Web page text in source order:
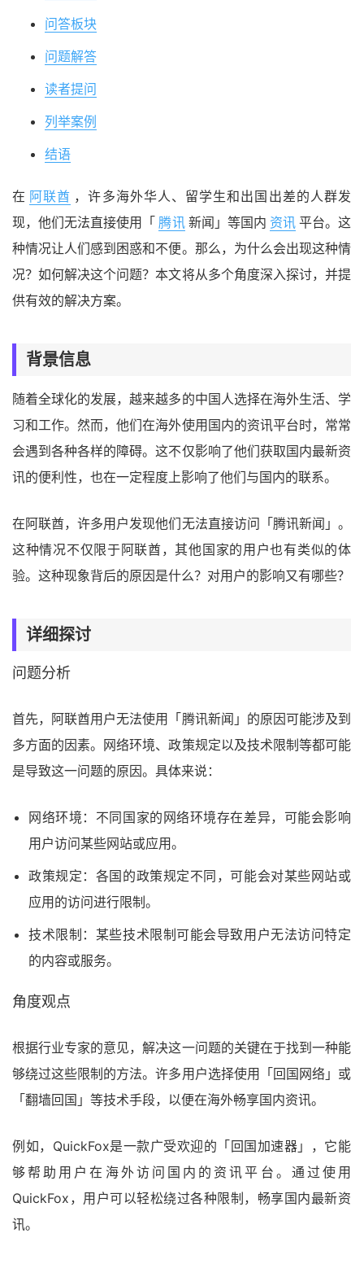
问答板块
问题解答
读者提问
列举案例
结语
在 阿联酋 ，许多海外华人、留学生和出国出差的人群发
现，他们无法直接使用「 腾讯 新闻」等国内 资讯 平台。这
种情况让人们感到困惑和不便。那么，为什么会出现这种情
况？如何解决这个问题？本文将从多个角度深入探讨，并提
供有效的解决方案。
背景信息
随着全球化的发展，越来越多的中国人选择在海外生活、学
习和工作。然而，他们在海外使用国内的资讯平台时，常常
会遇到各种各样的障碍。这不仅影响了他们获取国内最新资
讯的便利性，也在一定程度上影响了他们与国内的联系。
在阿联酋，许多用户发现他们无法直接访问「腾讯新闻」。
这种情况不仅限于阿联酋，其他国家的用户也有类似的体
验。这种现象背后的原因是什么？对用户的影响又有哪些？
详细探讨
问题分析
首先，阿联酋用户无法使用「腾讯新闻」的原因可能涉及到
多方面的因素。网络环境、政策规定以及技术限制等都可能
是导致这一问题的原因。具体来说：
网络环境：不同国家的网络环境存在差异，可能会影响
用户访问某些网站或应用。
政策规定：各国的政策规定不同，可能会对某些网站或
应用的访问进行限制。
技术限制：某些技术限制可能会导致用户无法访问特定
的内容或服务。
角度观点
根据行业专家的意见，解决这一问题的关键在于找到一种能
够绕过这些限制的方法。许多用户选择使用「回国网络」或
「翻墙回国」等技术手段，以便在海外畅享国内资讯。
例如，QuickFox是一款广受欢迎的「回国加速器」，它能
够帮助用户在海外访问国内的资讯平台。通过使用
QuickFox，用户可以轻松绕过各种限制，畅享国内最新资
讯。